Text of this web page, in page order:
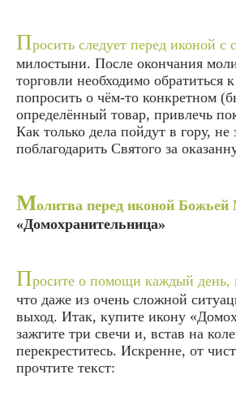
Просить следует перед иконой с
милостыни. После окончания
торговли необходимо обратиться
попросить о чём-то конкретном
определённый товар, привлечь
Как только дела пойдут в гору, не
поблагодарить Святого за
Молитва перед иконой Божьей
«Домохранительница»
Просите о помощи каждый день,
что даже из очень сложной
выход. Итак, купите икону
зажгите три свечи и, встав на
перекреститесь. Искренне, от
прочтите текст: